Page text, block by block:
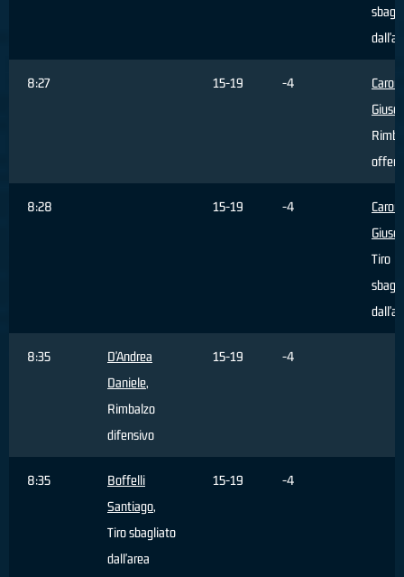
8:27 15-19 -4
8:28 15-19 -4
Tiro
8:35
D'Andrea
Daniele,
Rimbalzo
difensivo
15-19 -4
8:35
Boffelli
Santiago,
Tiro sbagliato
dall'area
15-19 -4